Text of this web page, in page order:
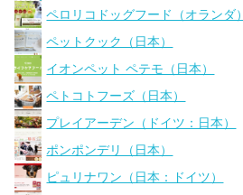
ペロリコドッグフード（オランダ）
ペットクック（日本）
イオンペット ペテモ（日本）
ペトコトフーズ（日本）
プレイアーデン（ドイツ：日本）
ポンポンデリ（日本）
ピュリナワン（日本：ドイツ）